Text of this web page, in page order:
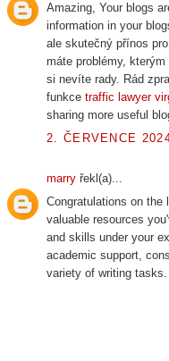
Amazing, Your blogs
information in your
ale skutečný přínos
máte problémy,
si nevíte rady. Rád
funkce traffic lawyer
sharing more useful
2. ČERVENCE
marry řekl(a)...
Congratulations on the
valuable resources
and skills under your
academic support,
variety of writing tasks.